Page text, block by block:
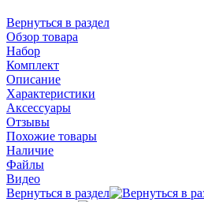
Вернуться в раздел
Обзор товара
Набор
Комплект
Описание
Характеристики
Аксессуары
Отзывы
Похожие товары
Наличие
Файлы
Видео
Вернуться в раздел